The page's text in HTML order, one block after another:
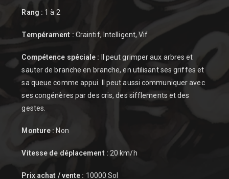
Rang : 1 à 2
Tempérament : Craintif, Intelligent, Vif
Compétence spéciale : Il peut grimper aux arbres et
sauter de branche en branche, en utilisant ses griffes et
sa queue comme appui. Il peut aussi communiquer avec
ses congénères par des cris, des sifflements et des
gestes.
Monture : Non
Vitesse de déplacement : 20 km/h
Prix achat / vente : 10000 Sol